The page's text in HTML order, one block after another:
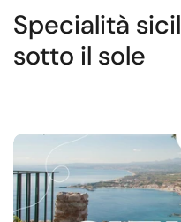
Specialità
sotto il sole